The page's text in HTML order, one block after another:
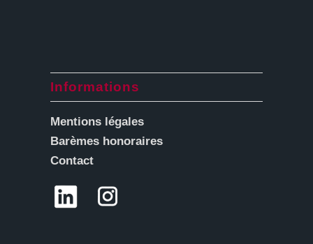
Informations
Mentions légales
Barèmes honoraires
Contact